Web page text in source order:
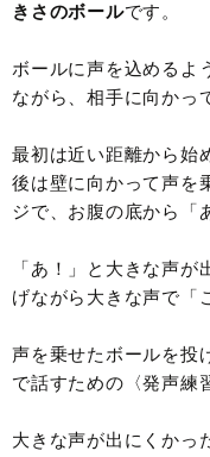
きさのボールです。
ボールに声を込めるよ
ながら、相手に向かっ
最初は近い距離から始
後は壁に向かって声を
ジで、お腹の底から「
「あ！」と大きな声
げながら大きな声で「
声を乗せたボールを投
で話すための〈発声練
大きな声が出にくかっ